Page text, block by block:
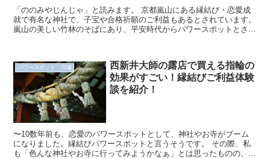
「ののみやじんじゃ」と読みます。 京都嵐山にある縁結び・恋愛成
就で有名な神社で、子宝や合格祈願のご利益もあるとされています。
嵐山の美しい竹林のそばにあり、平安時代からパワースポットとされ
パワースポット 穴場
西新井大師の露店で買える指輪の
効果がすごい！縁結びご利益体験
談を紹介！
〜10数年前も、恋愛のパワースポットとして、神社やお寺がブーム
になりました。縁結びパワースポットと言うそうです。 その際、私
も「色んな神社やお寺に行ってみようかなぁ」とは思ったものの、な